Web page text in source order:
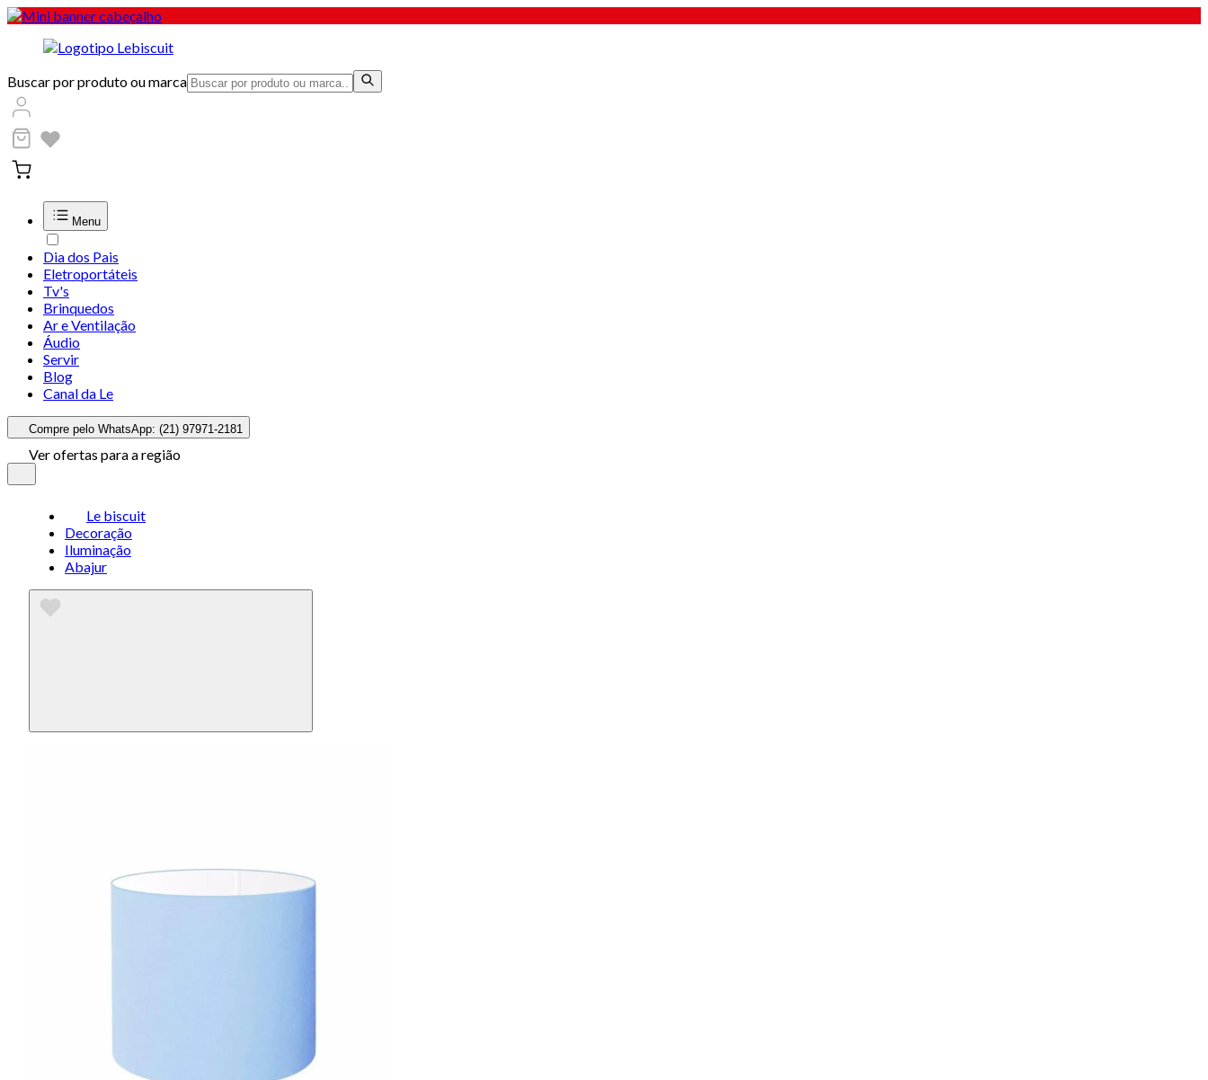
Buscar por produto ou marca
Menu
Dia dos Pais
Eletroportáteis
Tv's
Brinquedos
Ar e Ventilação
Áudio
Servir
Blog
Canal da Le
Compre pelo WhatsApp: (21) 97971-2181
Ver ofertas para a região
Le biscuit
Decoração
Iluminação
Abajur